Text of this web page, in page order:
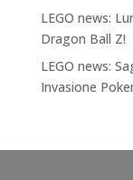
LEGO news:
Dragon Ball Z!
LEGO news:
Invasione